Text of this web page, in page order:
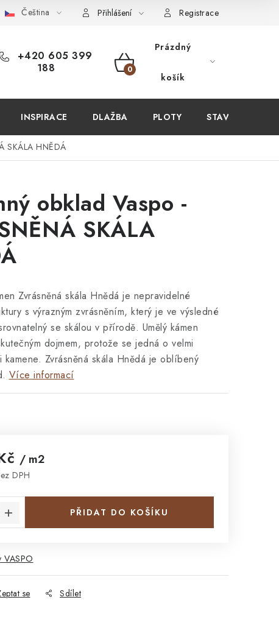
U NÁS? VIRTUÁLNÍ PROHLÍDKA OBCHODNÍ
Čeština Přihlášení Registrace
+420 605 399
188
NÁKUPNÍ
Prázdný
košík
INSPIRACE DLAŽBA PLOTY STAVEBNÍ
SKÁLA HNĚDÁ
obklad Vaspo -
SKÁLA
Zvrásněná skála Hnědá je nepravidelné
s výrazným zvrásněním, který je ve výsledné
se skálou v přírodě. Umělý kámen
dojmem, protože se jedná o velmi
kamene. Zvrásněná skála Hnědá je oblíbený
Více informací
/ m2
DPH
PŘIDAT DO KOŠÍKU
VASPO
se Sdílet